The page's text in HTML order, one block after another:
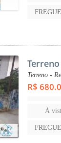
Terreno -
R$
À